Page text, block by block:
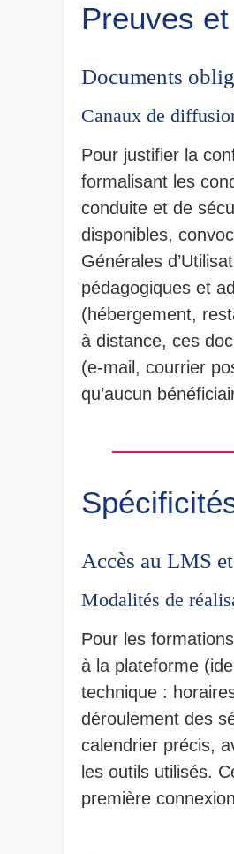
Preuves
Documents
Canaux de
Pour justifier la
formalisant les
conduite et de
disponibles,
Générales
pédagogiques et
(hébergement,
à distance, ces
(e-mail, courrier
qu’aucun
Accès au LMS
Modalités de
Pour les
à la plateforme
technique :
déroulement des
calendrier précis,
les outils utilisés.
première